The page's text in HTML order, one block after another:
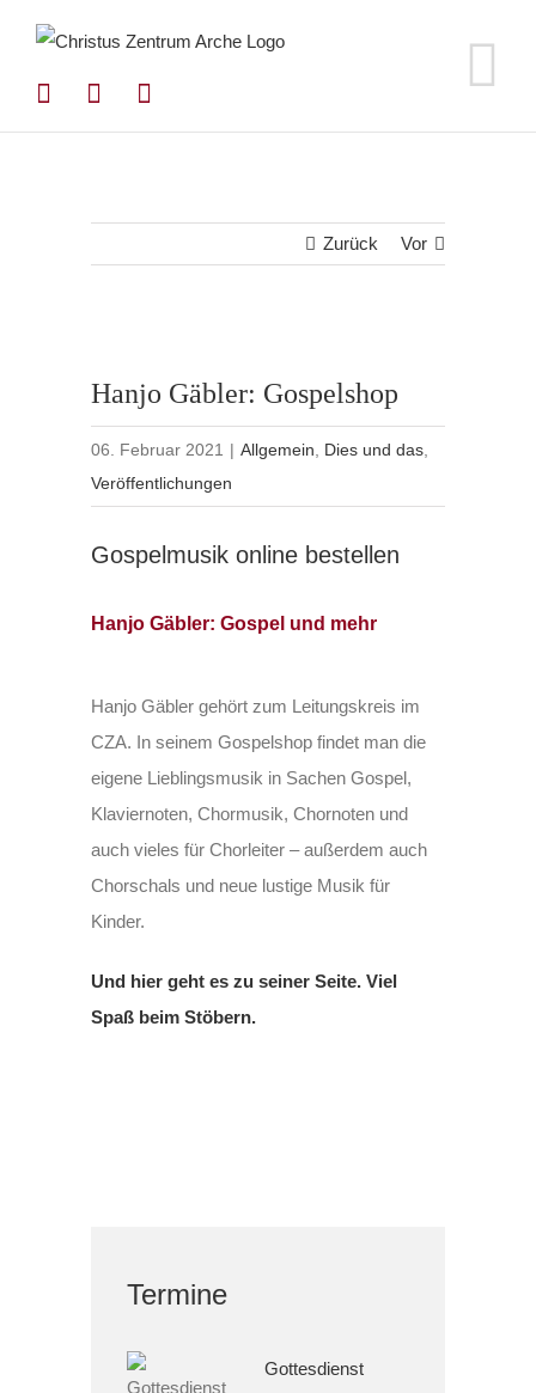
springen
Zurück Vor
Hanjo Gäbler: Gospelshop
06. Februar 2021 | Allgemein Dies und das
Veröffentlichungen
Gospelmusik online bestellen
Hanjo Gäbler: Gospel und mehr
Hanjo Gäbler gehört zum Leitungskreis im
CZA. In seinem Gospelshop findet man die
eigene Lieblingsmusik in Sachen Gospel,
Klaviernoten, Chormusik, Chornoten und
auch vieles für Chorleiter – außerdem auch
Chorschals und neue lustige Musik für
Kinder.
Und hier geht es zu seiner Seite. Viel
Spaß beim Stöbern.
Termine
Gottesdienst